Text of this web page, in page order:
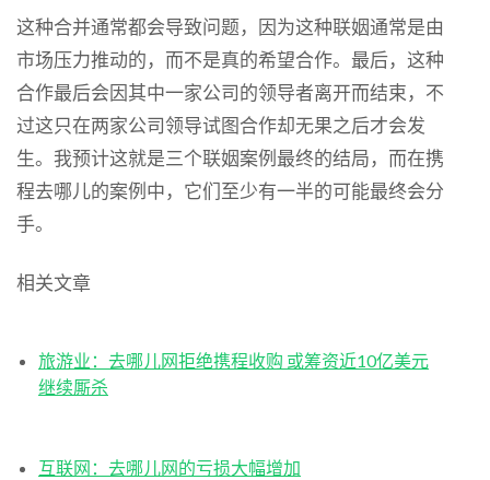
这种合并通常都会导致问题，因为这种联姻通常是由
市场压力推动的，而不是真的希望合作。最后，这种
合作最后会因其中一家公司的领导者离开而结束，不
过这只在两家公司领导试图合作却无果之后才会发
生。我预计这就是三个联姻案例最终的结局，而在携
程去哪儿的案例中，它们至少有一半的可能最终会分
手。
相关文章
旅游业：去哪儿网拒绝携程收购 或筹资近10亿美元
继续厮杀
互联网：去哪儿网的亏损大幅增加